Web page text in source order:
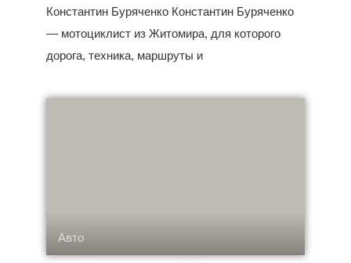
Константин Буряченко Константин Буряченко
— мотоциклист из Житомира, для которого
дорога, техника, маршруты и
Авто